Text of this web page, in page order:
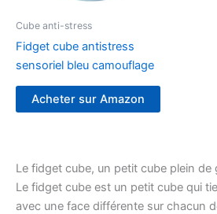
Cube anti-stress
Fidget cube antistress
sensoriel bleu camouflage
Acheter sur Amazon
Le fidget cube, un petit cube plein de
Le fidget cube est un petit cube qui
avec une face différente sur chacun